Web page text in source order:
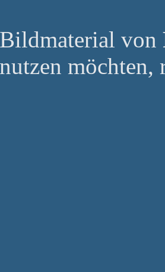
von
nutzen möchten,